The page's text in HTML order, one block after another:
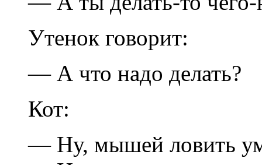
Утенок говорит:
— А что надо делать?
Кот:
— Ну, мышей ловить